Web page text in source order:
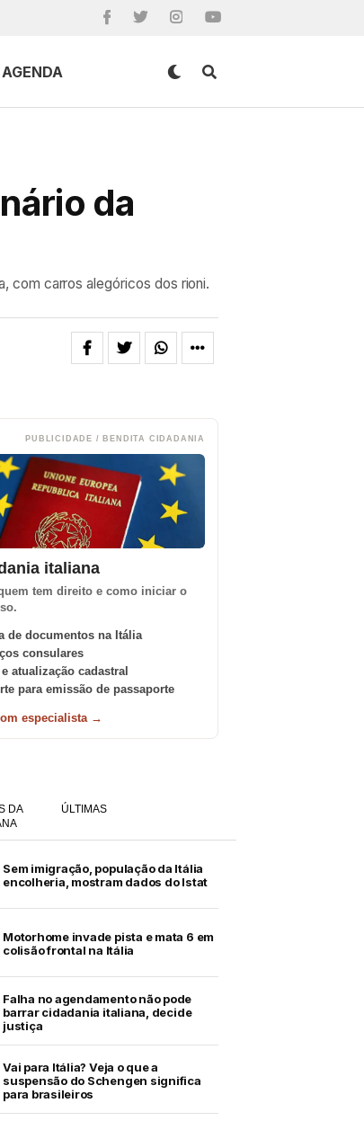
AGENDA
da
com carros alegóricos dos rioni.
PUBLICIDADE / BENDITA CIDADANIA
italiana
tem direito e como iniciar o
de documentos na Itália
consulares
e atualização cadastral
para emissão de passaporte
especialista →
DA
ÚLTIMAS
Sem imigração, população da Itália
encolheria, mostram dados do Istat
Motorhome invade pista e mata 6 em
colisão frontal na Itália
Falha no agendamento não pode
barrar cidadania italiana, decide
justiça
Vai para Itália? Veja o que a
suspensão do Schengen significa
para brasileiros